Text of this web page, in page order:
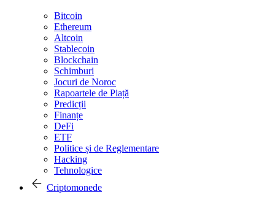
Bitcoin
Ethereum
Altcoin
Stablecoin
Blockchain
Schimburi
Jocuri de Noroc
Rapoartele de Piață
Predicții
Finanțe
DeFi
ETF
Politice și de Reglementare
Hacking
Tehnologice
Criptomonede